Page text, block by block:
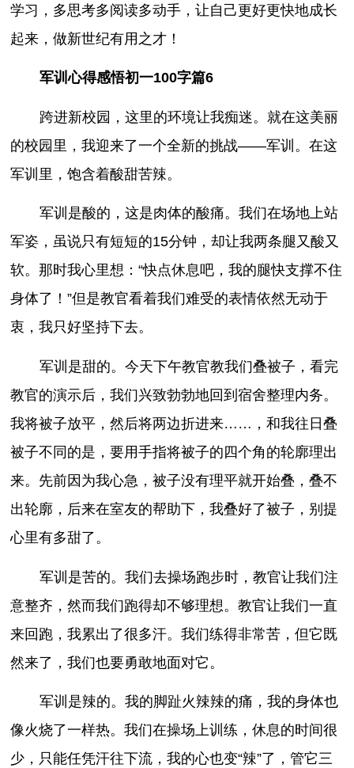
学习，多思考多阅读多动手，让自己更好更快地成长
起来，做新世纪有用之才！
军训心得感悟初一100字篇6
跨进新校园，这里的环境让我痴迷。就在这美丽
的校园里，我迎来了一个全新的挑战——军训。在这
军训里，饱含着酸甜苦辣。
军训是酸的，这是肉体的酸痛。我们在场地上站
军姿，虽说只有短短的15分钟，却让我两条腿又酸又
软。那时我心里想：“快点休息吧，我的腿快支撑不住
身体了！”但是教官看着我们难受的表情依然无动于
衷，我只好坚持下去。
军训是甜的。今天下午教官教我们叠被子，看完
教官的演示后，我们兴致勃勃地回到宿舍整理内务。
我将被子放平，然后将两边折进来……，和我往日叠
被子不同的是，要用手指将被子的四个角的轮廓理出
来。先前因为我心急，被子没有理平就开始叠，叠不
出轮廓，后来在室友的帮助下，我叠好了被子，别提
心里有多甜了。
军训是苦的。我们去操场跑步时，教官让我们注
意整齐，然而我们跑得却不够理想。教官让我们一直
来回跑，我累出了很多汗。我们练得非常苦，但它既
然来了，我们也要勇敢地面对它。
军训是辣的。我的脚趾火辣辣的痛，我的身体也
像火烧了一样热。我们在操场上训练，休息的时间很
少，只能任凭汗往下流，我的心也变“辣”了，管它三